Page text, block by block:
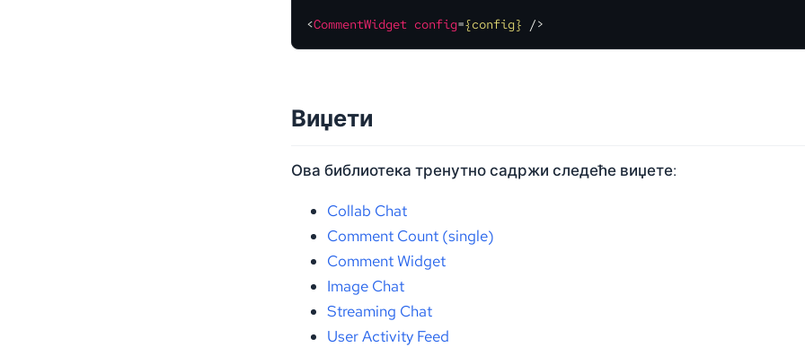
<CommentWidget config={config} />
Виџети
Ова библиотека тренутно садржи следеће виџете:
Collab Chat
Comment Count (single)
Comment Widget
Image Chat
Streaming Chat
User Activity Feed